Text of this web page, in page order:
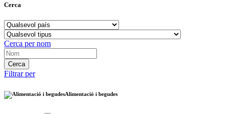
Cerca
Cerca per nom
Filtrar per
Alimentació i begudes